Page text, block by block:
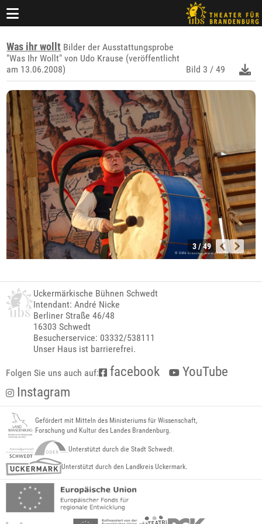
Was ihr wollt Bilder der Ausstattungsprobe
"Was Ihr Wollt" von Udo Krause (veröffentlicht
am 13.06.2008)
Bild 3 / 49
3 / 49
Uckermärkische Bühnen Schwedt
Intendant: André Nicke
Berliner Straße 46/48
16303 Schwedt
Besucherservice: 03332/538111
Unser Haus ist barrierefrei.
Folgen Sie uns auch auf: facebook
YouTube
Instagram
Gefördert mit Mitteln des Ministeriums für Wissenschaft,
Forschung und Kultur des Landes Brandenburg.
Unterstützt durch die Stadt Schwedt.
Unterstützt durch den Landkreis Uckermark.